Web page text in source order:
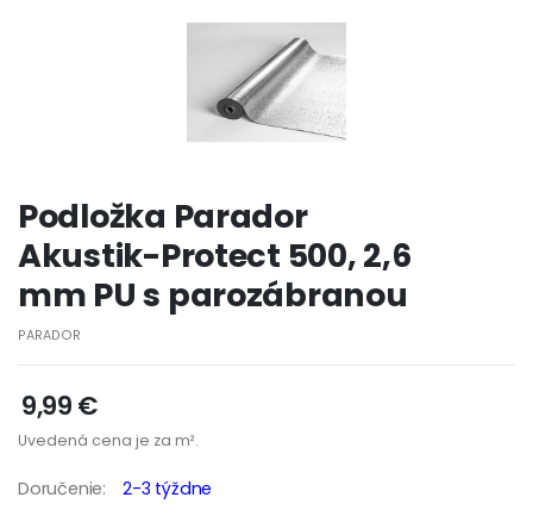
Podložka Parador
Akustik-Protect 500, 2,6
mm PU s parozábranou
PARADOR
9,99 €
Uvedená cena je za m².
doručenie: 2-3 týždne